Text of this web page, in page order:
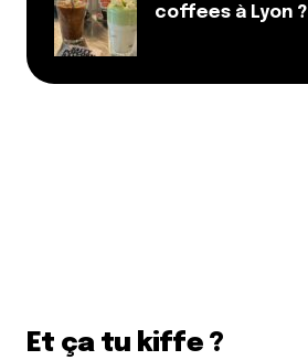
coffees à Lyon ?
Et ça tu kiffe ?